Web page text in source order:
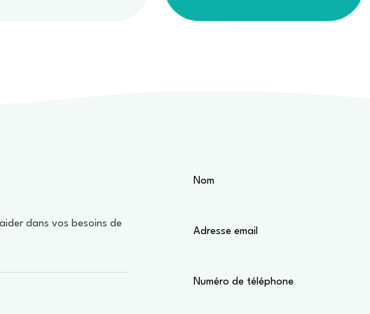
dans vos besoins de